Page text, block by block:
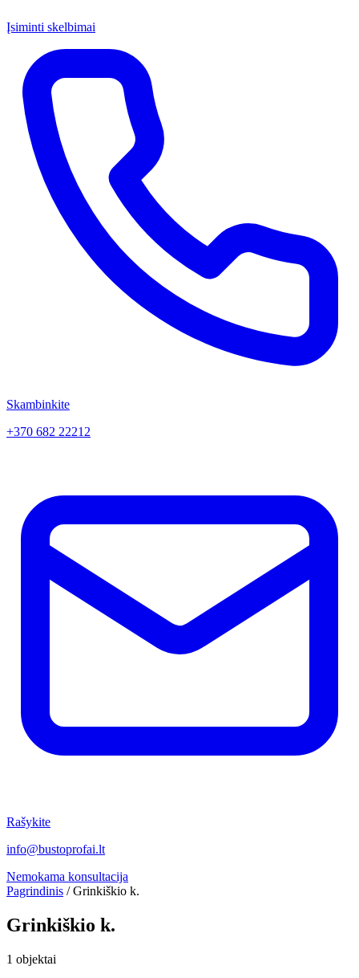
Įsiminti skelbimai
Skambinkite
+370 682 22212
Rašykite
info@bustoprofai.lt
Nemokama konsultacija
Pagrindinis /Grinkiškio k.
Grinkiškio k.
1 objektai